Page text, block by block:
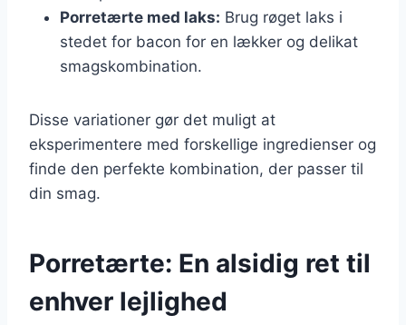
Porretærte med laks: Brug røget laks i
stedet for bacon for en lækker og delikat
smagskombination.
Disse variationer gør det muligt at
eksperimentere med forskellige ingredienser og
finde den perfekte kombination, der passer til
din smag.
Porretærte: En alsidig ret til
enhver lejlighed